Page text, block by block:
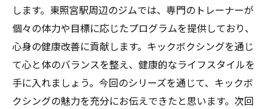
します。東照宮駅周辺のジムでは、専門のトレーナーが
個々の体力や目標に応じたプログラムを提供しており、
心身の健康改善に貢献します。キックボクシングを通じ
て心と体のバランスを整え、健康的なライフスタイルを
手に入れましょう。今回のシリーズを通じて、キックボ
クシングの魅力を充分にお伝えできたと思います。次回